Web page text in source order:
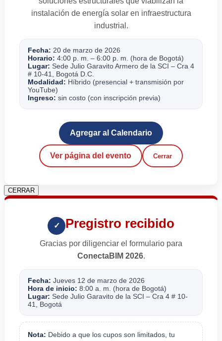
instalación de energía solar en infraestructura
industrial.
Fecha: 20 de marzo de 2026
Horario: 4:00 p. m. – 6:00 p. m. (hora de Bogotá)
Lugar: Sede Julio Garavito Armero de la SCI – Cra 4
# 10-41, Bogotá D.C.
Modalidad: Híbrido (presencial + transmisión por
YouTube)
Ingreso: sin costo (con inscripción previa)
Agregar al Calendario
Ver página del evento Cerrar
CERRAR
✓ Pregistro recibido
Gracias por diligenciar el formulario para
ConectaBIM 2026.
Fecha: Jueves 12 de marzo de 2026
Hora de inicio: 8:00 a. m. (hora de Bogotá)
Lugar: Sede Julio Garavito de la SCI – Cra 4 # 10-
41, Bogotá
Nota: Debido a que los cupos son limitados, tu